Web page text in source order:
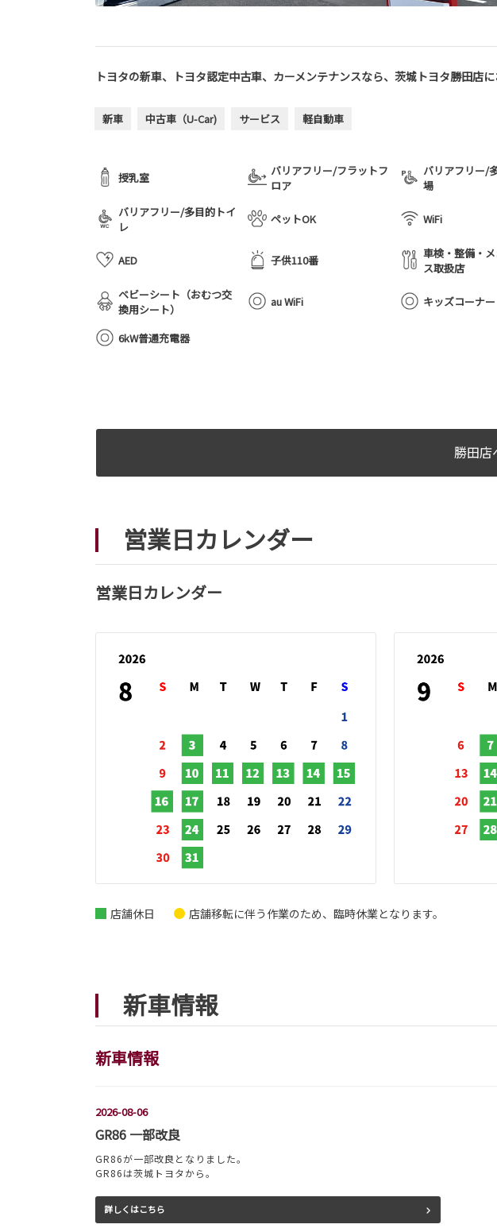
トヨタの新車、トヨタ認定中古車、カーメンテナンスなら、茨城トヨタ勝田店に
新車 中古車（U-Car) サービス 軽自動車
授乳室
バリアフリー/フラットフ
ロア
バリアフリー/
場
バリアフリー/多目的トイ
レ
ペットOK WiFi
AED 子供110番
車検・整備・
ス取扱店
ベビーシート（おむつ交
換用シート）
au WiFi キッズコーナー
6kW普通充電器
勝田店
営業日カレンダー
営業日カレンダー
店舗休日 店舗移転に伴う作業のため、臨時休業となります。
新車情報
新車情報
2026-08-06
GR86 一部改良
GR86が一部改良となりました。
GR86は茨城トヨタから。
詳しくはこちら